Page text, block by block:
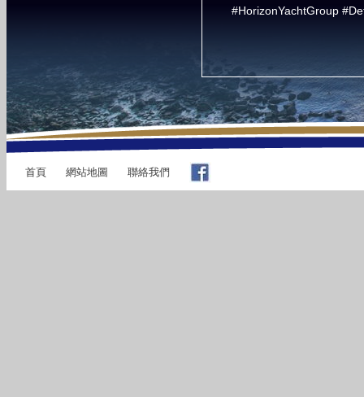
#HorizonYachtGroup
首頁 網站地圖 聯絡我們